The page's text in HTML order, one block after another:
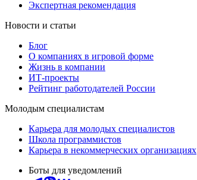
Экспертная рекомендация
Новости и статьи
Блог
О компаниях в игровой форме
Жизнь в компании
ИТ-проекты
Рейтинг работодателей России
Молодым специалистам
Карьера для молодых специалистов
Школа программистов
Карьера в некоммерческих организациях
Боты для уведомлений